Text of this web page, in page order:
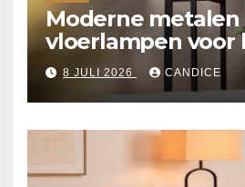
Moderne metalen
vloerlampen voor
8 JULI 2026 CANDICE